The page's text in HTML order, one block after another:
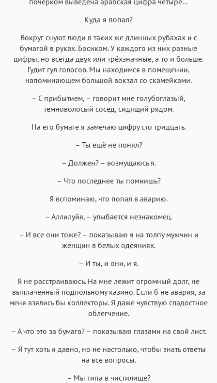
Куда я попал?
Вокруг снуют люди в таких же длинных рубахах и с
бумагой в руках. Босиком. У каждого из них разные
цифры, но всегда двух или трёхзначные, а то и больше.
Гудит гул голосов. Мы находимся в помещении,
напоминающем большой вокзал со скамейками.
– С прибытием, – говорит мне голубоглазый,
темноволосый сосед, сидящий рядом.
На его бумаге я замечаю цифру сто тридцать.
– Ты ещё не понял?
– Должен? – возмущаюсь я.
– Что последнее ты помнишь?
Я вспоминаю, что попал в аварию.
– Аллилуйя, – улыбается незнакомец.
– И все они тоже? – показываю я на толпу мужчин и
женщин в белых одеяниях.
– И ты, и они, и я.
Я не расстраиваюсь. На мне лежит огромный долг, не
выплаченный подпольному казино. Если б не авария, за
меня взялись бы коллекторы. Я даже чувствую сладостное
облегчение.
– А что это за бумага? – показываю глазами на свой лист.
– Я тут хоть и давно, но не настолько, чтобы знать ответы
на все вопросы.
– Мы типа в чистилище?